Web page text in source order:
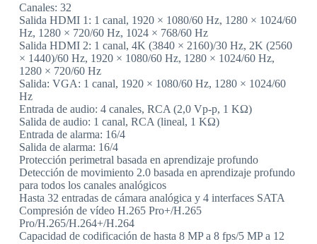
Canales: 32
Salida HDMI 1: 1 canal, 1920 × 1080/60 Hz, 1280 × 1024/60
Hz, 1280 × 720/60 Hz, 1024 × 768/60 Hz
Salida HDMI 2: 1 canal, 4K (3840 × 2160)/30 Hz, 2K (2560
× 1440)/60 Hz, 1920 × 1080/60 Hz, 1280 × 1024/60 Hz,
1280 × 720/60 Hz
Salida: VGA: 1 canal, 1920 × 1080/60 Hz, 1280 × 1024/60
Hz
Entrada de audio: 4 canales, RCA (2,0 Vp-p, 1 KΩ)
Salida de audio: 1 canal, RCA (lineal, 1 KΩ)
Entrada de alarma: 16/4
Salida de alarma: 16/4
Protección perimetral basada en aprendizaje profundo
Detección de movimiento 2.0 basada en aprendizaje profundo
para todos los canales analógicos
Hasta 32 entradas de cámara analógica y 4 interfaces SATA
Compresión de vídeo H.265 Pro+/H.265
Pro/H.265/H.264+/H.264
Capacidad de codificación de hasta 8 MP a 8 fps/5 MP a 12